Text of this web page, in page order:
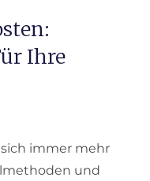
Ihre
immer mehr
und